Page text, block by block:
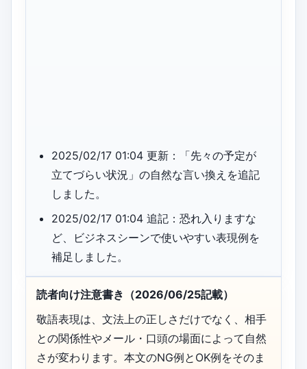
2025/02/17 01:04 更新：「先々の予定が
立てづらい状況」の自然な言い換えを追記
しました。
2025/02/17 01:04 追記：恐れ入りますな
ど、ビジネスシーンで使いやすい表現例を
補足しました。
読者向け注意書き（2026/06/25記載）
敬語表現は、文法上の正しさだけでなく、相手
との関係性やメール・口頭の場面によって自然
さが変わります。本文のNG例とOK例をそのま